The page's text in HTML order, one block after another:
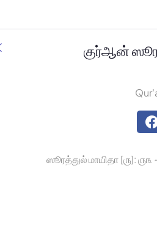
குர்ஆன்
ஸூரத்துல் மாயிதா [௫]: ௫௩